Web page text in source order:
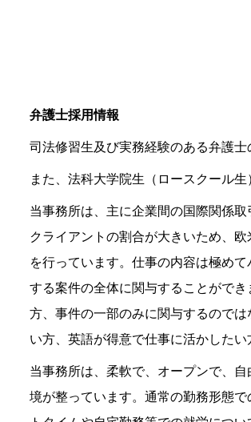
弁護士採用情報
司法修習生及び実務経験のある弁護士
また、法科大学院生（ロースクール
当事務所は、主に企業間の国際関係
クライアントの割合が大きいため、
を行っています。仕事の内容は極め
する案件の全体に関与することがで
方、事件の一部のみに関与するので
い方、英語が得意で仕事に活かしたい
当事務所は、柔軟で、オープンで、
境が整っています。通常の勤務形態